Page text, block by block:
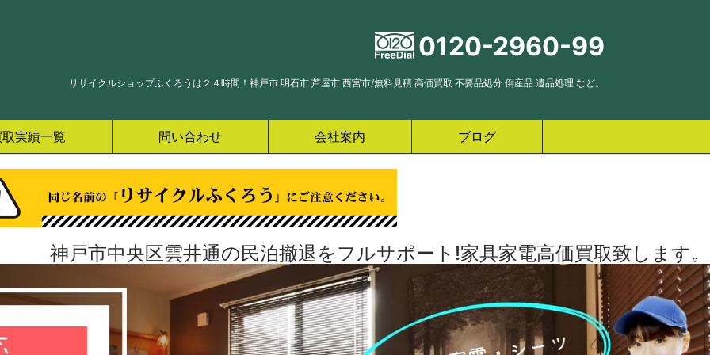
0120-2960-99
リサイクルショップふくろうは２４時間！神戸市 明石市 芦屋市 西宮市/無料見積 高価買取 不要品処分 倒産品 遺品処理 など。
実績一覧 問い合わせ 会社案内 ブログ
神戸市中央区雲井通の民泊撤退をフルサポート!家具家電高価買取致します。